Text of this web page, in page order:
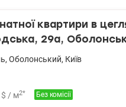
квартири в
29а,
10 хвилин
, Оболонський, Київ
$ / м2* Без комісії